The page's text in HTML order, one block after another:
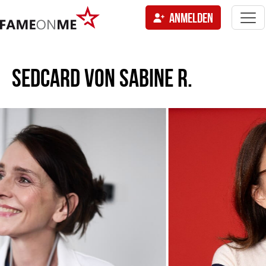
ANMELDEN
SEDCARD VONSABINE R.